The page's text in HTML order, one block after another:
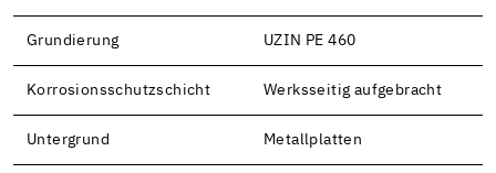
Grundierung UZIN PE 460
Korrosionsschutzschicht Werksseitig aufgebracht
Untergrund Metallplatten